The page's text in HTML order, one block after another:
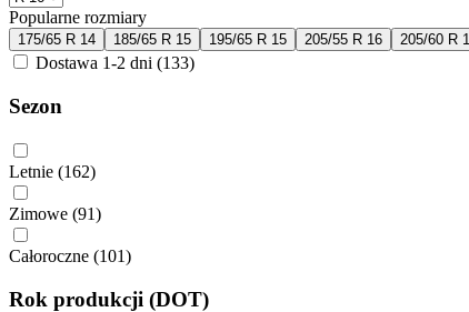
Popularne rozmiary
175/65 R 14 185/65 R 15 195/65 R 15 205/55 R 16 205/60 R
Dostawa 1-2 dni (133)
Sezon
Letnie (162)
Zimowe (91)
Całoroczne (101)
Rok produkcji (DOT)